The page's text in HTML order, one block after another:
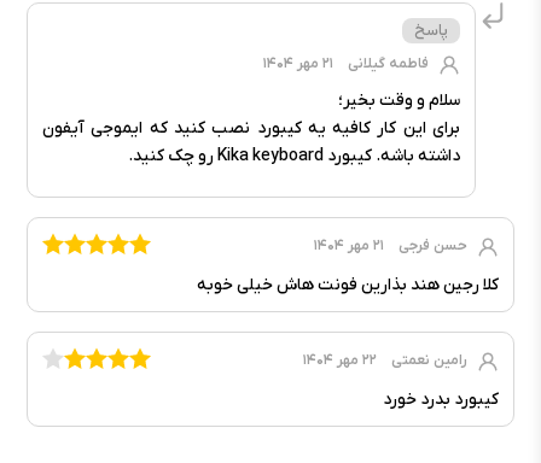
فاطمه گیلانی ۲۱ مهر ۱۴۰۴
سلام و وقت بخیر؛
برای این کار کافیه یه کیبورد نصب کنید که ایموجی آیفون
داشته باشه. کیبورد Kika keyboard رو چک کنید.
حسن فرجی ۲۱ مهر ۱۴۰۴
کلا رجین هند بذارین فونت هاش خیلی خوبه
رامین نعمتی ۲۲ مهر ۱۴۰۴
کیبورد بدرد خورد